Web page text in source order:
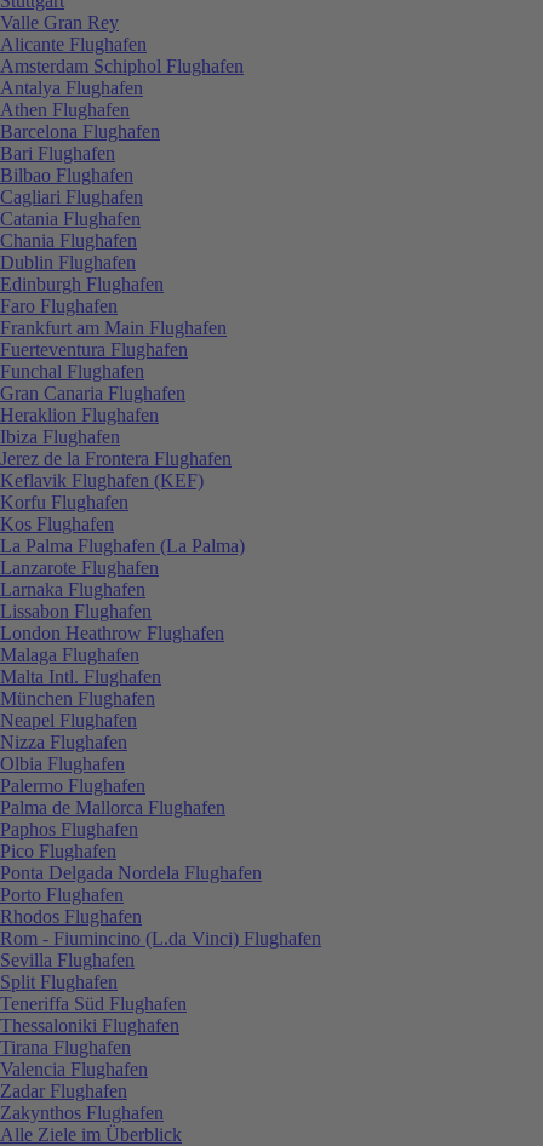
Valle Gran Rey
Alicante Flughafen
Amsterdam Schiphol Flughafen
Antalya Flughafen
Athen Flughafen
Barcelona Flughafen
Bari Flughafen
Bilbao Flughafen
Cagliari Flughafen
Catania Flughafen
Chania Flughafen
Dublin Flughafen
Edinburgh Flughafen
Faro Flughafen
Frankfurt am Main Flughafen
Fuerteventura Flughafen
Funchal Flughafen
Gran Canaria Flughafen
Heraklion Flughafen
Ibiza Flughafen
Jerez de la Frontera Flughafen
Keflavik Flughafen (KEF)
Korfu Flughafen
Kos Flughafen
La Palma Flughafen (La Palma)
Lanzarote Flughafen
Larnaka Flughafen
Lissabon Flughafen
London Heathrow Flughafen
Malaga Flughafen
Malta Intl. Flughafen
München Flughafen
Neapel Flughafen
Nizza Flughafen
Olbia Flughafen
Palermo Flughafen
Palma de Mallorca Flughafen
Paphos Flughafen
Pico Flughafen
Ponta Delgada Nordela Flughafen
Porto Flughafen
Rhodos Flughafen
Rom - Fiumincino (L.da Vinci) Flughafen
Sevilla Flughafen
Split Flughafen
Teneriffa Süd Flughafen
Thessaloniki Flughafen
Tirana Flughafen
Valencia Flughafen
Zadar Flughafen
Zakynthos Flughafen
Alle Ziele im Überblick